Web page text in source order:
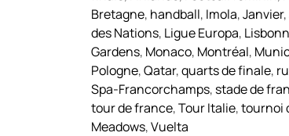
Bretagne, handball, Imola,Janvier,
des Nations, Ligue Europa,
Gardens, Monaco, Montréal,
Pologne,Qatar,quarts de finale,
Spa-Francorchamps, stade de
tour de france,Tour Italie,tournoi
Meadows,Vuelta